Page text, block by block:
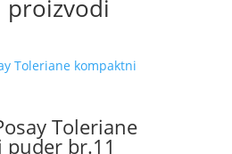
proizvodi
Toleriane
br.11